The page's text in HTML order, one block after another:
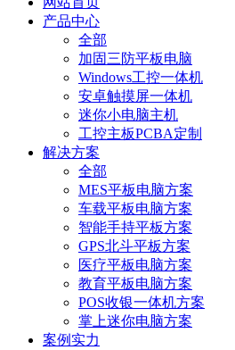
产品中心
全部
加固三防平板电脑
Windows工控一体机
安卓触摸屏一体机
迷你小电脑主机
工控主板PCBA定制
解决方案
全部
MES平板电脑方案
车载平板电脑方案
智能手持平板方案
GPS北斗平板方案
医疗平板电脑方案
教育平板电脑方案
POS收银一体机方案
掌上迷你电脑方案
案例实力